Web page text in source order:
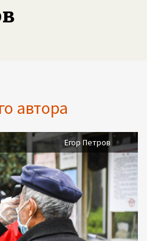
автора
Егор Петров